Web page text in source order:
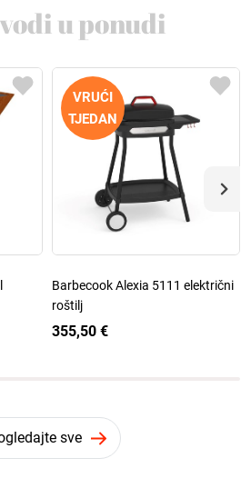
u ponudi
VRUĆI
TJEDAN
Barbecook Alexia 5111 električni
roštilj
355,50 €
sve